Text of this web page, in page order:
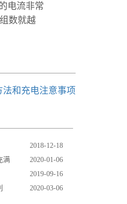
流非常
数就越
和充电注意事项
2018-12-18
满
2020-01-06
2019-09-16
2020-03-06